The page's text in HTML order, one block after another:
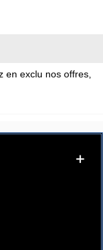
en exclu nos offres,